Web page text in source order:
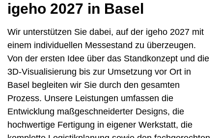
igeho 2027 in Basel
Wir unterstützen Sie dabei, auf der igeho 2027 mit
einem individuellen Messestand zu überzeugen.
Von der ersten Idee über das Standkonzept und die
3D-Visualisierung bis zur Umsetzung vor Ort in
Basel begleiten wir Sie durch den gesamten
Prozess. Unsere Leistungen umfassen die
Entwicklung maßgeschneiderter Designs, die
hochwertige Fertigung in eigener Werkstatt, die